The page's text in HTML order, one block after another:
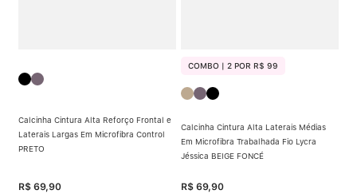
Calcinha Cintura Alta Reforço Frontal e
Laterais Largas Em Microfibra Control
PRETO
R$ 69,90
COMBO | 2 POR R$ 99
Calcinha Cintura Alta Laterais Médias
Em Microfibra Trabalhada Fio Lycra
Jéssica BEIGE FONCÉ
R$ 69,90